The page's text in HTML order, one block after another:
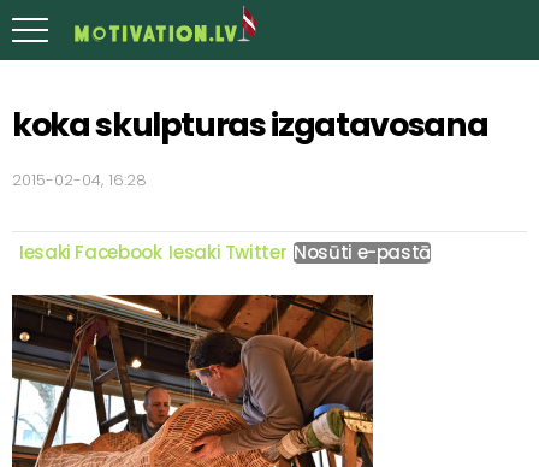
koka skulpturas izgatavosana
2015-02-04, 16:28
Iesaki Facebook Iesaki Twitter Nosūti e-pastā